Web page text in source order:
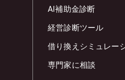
AI補助金診断
経営診断ツール
借り換えシミュレー
専門家に相談